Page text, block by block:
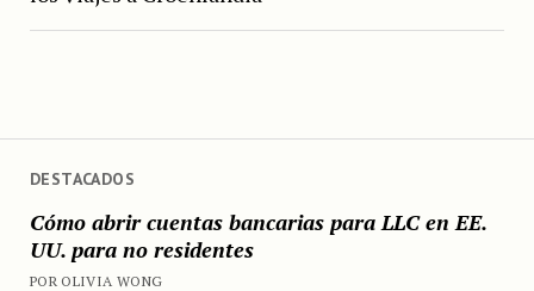
DESTACADOS
Cómo abrir cuentas bancarias para LLC en EE.
UU. para no residentes
POR OLIVIA WONG